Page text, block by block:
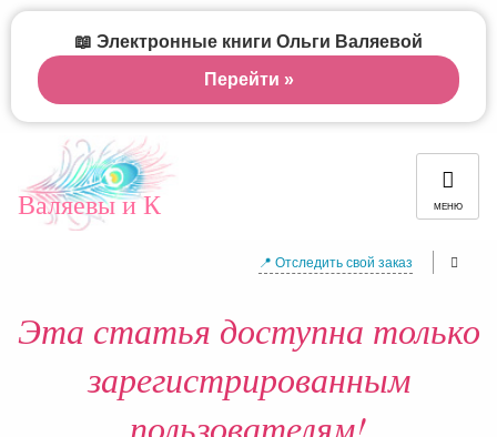
Валяевы и К МЕНЮ
📍 Отследить свой заказ
Эта статья доступна только
зарегистрированным
📖 Электронные книги Ольги Валяевой
Перейти »